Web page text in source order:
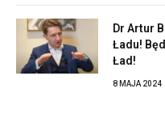
Dr Artur
Ładu!
Ład!
8 MAJA 2024